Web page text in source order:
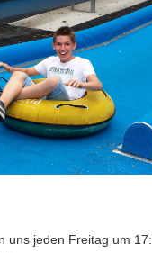
uns jeden Freitag um